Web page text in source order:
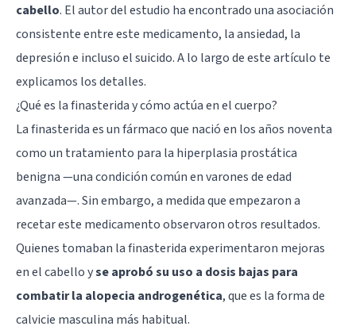
cabello. El autor del estudio ha encontrado una asociación
consistente entre este medicamento, laansiedad, la
depresióne incluso el suicido. A lo largo de este artículo te
explicamos los detalles.
¿Qué es la finasterida y cómo actúa en el cuerpo?
La finasterida es un fármaco que nació en los años noventa
como un tratamiento para la hiperplasia prostática
benigna —una condición común en varones de edad
avanzada—. Sin embargo, a medida que empezaron a
recetar este medicamento observaron otros resultados.
Quienes tomaban la finasterida experimentaron mejoras
en el cabello yse aprobó su uso a dosis bajas para
combatir la alopecia androgenética, que es la forma de
calvicie masculina más habitual.